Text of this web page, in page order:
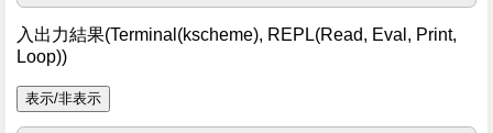
入出力結果(Terminal(kscheme), REPL(Read, Eval, Print,
Loop))